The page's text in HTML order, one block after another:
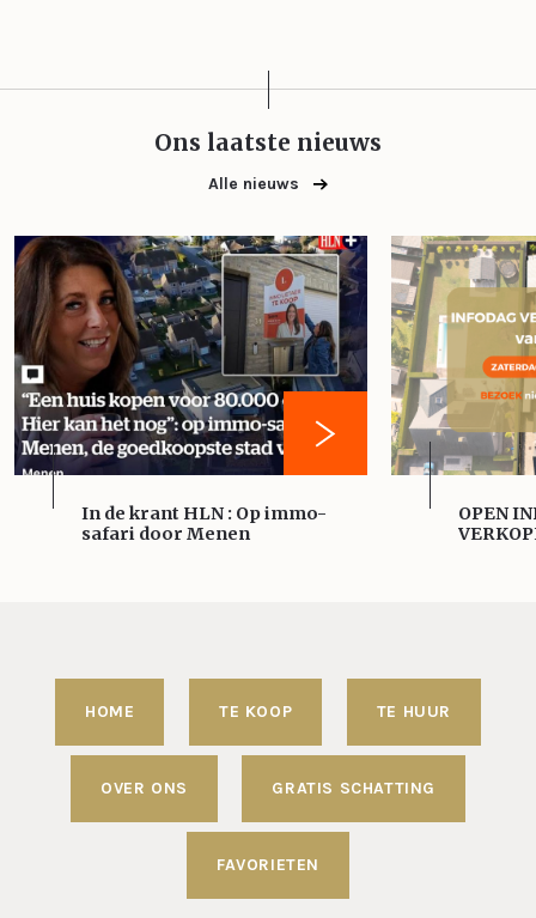
Ons laatste nieuws
Alle nieuws
In de krant HLN : Op immo-
safari door Menen
OPEN
HOME TE KOOP TE HUUR
OVER ONS GRATIS SCHATTING
FAVORIETEN